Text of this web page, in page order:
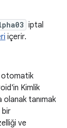
iptal
içerir.
otomatik
Kimlik
olanak tanımak
bir
ve